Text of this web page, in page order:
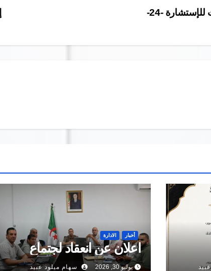
-24-
أخبار الادارة
اعلان عن انعقاد لجتماع
يوليو 30, 2026 سهام ميلود عبيد